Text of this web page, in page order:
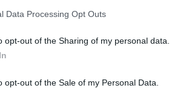
Data Processing Opt Outs
opt-out of the Sharing of my personal data.
opt-out of the Sale of my Personal Data.
potrebbe
perché consuma il 30% in meno
che apre molte destinazioni per